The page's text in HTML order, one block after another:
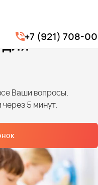
+7 (921) 708-
Ваши вопросы.
5 минут.